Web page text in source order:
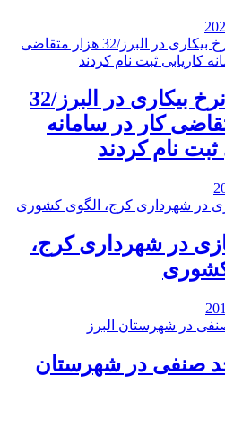
کاهش نرخ بیکاری در البرز/32
کار در سامانه
ثبت نام کردند
در شهرداری کرج،
کشوری
۶ واحد صنفی در شهرستان